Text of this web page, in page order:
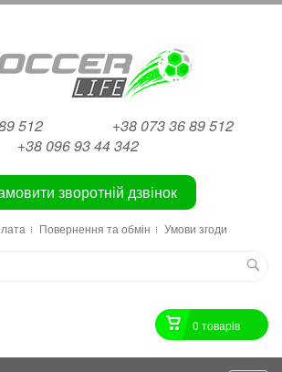
512
+38 073 36 89 512
+38 096 93 44 342
зворотній дзвінок
Повернення та обмін Умови згоди
0 товарiв